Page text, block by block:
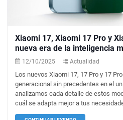
Xiaomi 17, Xiaomi 17 Pro y
nueva era de la inteligencia
12/10/2025 Actualidad
Los nuevos Xiaomi 17, 17 Pro y 17
generacional sin precedentes en el
analizamos cada detalle de estos
cuál se adapta mejor a tus